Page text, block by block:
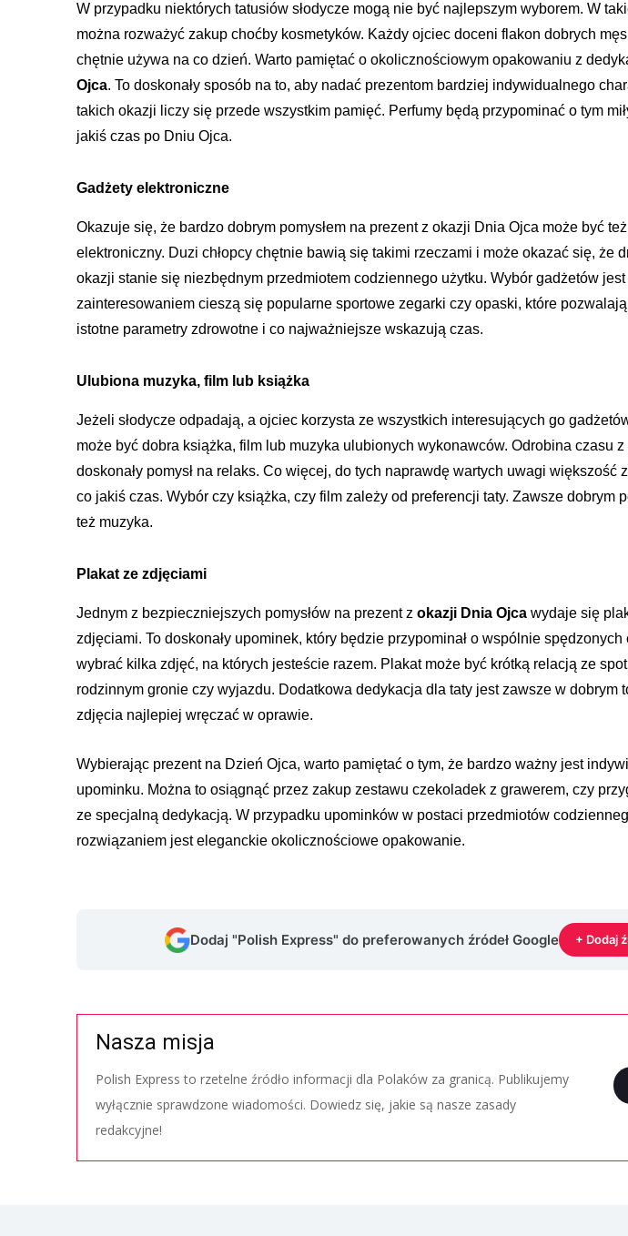
W przypadku niektórych tatusiów słodycze mogą nie być najlepszym wyborem. W
można rozważyć zakup choćby kosmetyków. Każdy ojciec doceni flakon dobrych
chętnie używa na co dzień. Warto pamiętać o okolicznościowym opakowaniu z
Ojca. To doskonały sposób na to, aby nadać prezentom bardziej indywidualnego
takich okazji liczy się przede wszystkim pamięć. Perfumy będą przypominać o tym
jakiś czas po Dniu Ojca.
Gadżety elektroniczne
Okazuje się, że bardzo dobrym pomysłem na prezent z okazji Dnia Ojca może być
elektroniczny. Duzi chłopcy chętnie bawią się takimi rzeczami i może okazać się, że
okazji stanie się niezbędnym przedmiotem codziennego użytku. Wybór gadżetów
zainteresowaniem cieszą się popularne sportowe zegarki czy opaski, które
istotne parametry zdrowotne i co najważniejsze wskazują czas.
Ulubiona muzyka, film lub książka
Jeżeli słodycze odpadają, a ojciec korzysta ze wszystkich interesujących go
może być dobra książka, film lub muzyka ulubionych wykonawców. Odrobina czasu
doskonały pomysł na relaks. Co więcej, do tych naprawdę wartych uwagi większość
co jakiś czas. Wybór czy książka, czy film zależy od preferencji taty. Zawsze dobrym
też muzyka.
Plakat ze zdjęciami
Jednym z bezpieczniejszych pomysłów na prezent z okazji Dnia Ojca wydaje się
zdjęciami. To doskonały upominek, który będzie przypominał o wspólnie spędzonych
wybrać kilka zdjęć, na których jesteście razem. Plakat może być krótką relacją ze
rodzinnym gronie czy wyjazdu. Dodatkowa dedykacja dla taty jest zawsze w dobrym
zdjęcia najlepiej wręczać w oprawie.
Wybierając prezent na Dzień Ojca, warto pamiętać o tym, że bardzo ważny jest
upominku. Można to osiągnąć przez zakup zestawu czekoladek z grawerem, czy
ze specjalną dedykacją. W przypadku upominków w postaci przedmiotów
rozwiązaniem jest eleganckie okolicznościowe opakowanie.
Dodaj "Polish Express" do preferowanych źródeł Google + Dodaj
Nasza misja
Polish Express to rzetelne źródło informacji dla Polaków za granicą. Publikujemy
wyłącznie sprawdzone wiadomości. Dowiedz się, jakie są nasze zasady
redakcyjne!